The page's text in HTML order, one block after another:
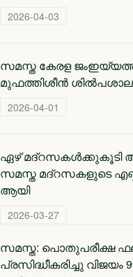
2026-04-03
സമസ്ത കേരള
മുഫത്തിശീന്‍ ശില്‍പശാല
2026-04-01
ഏഴ് മദ്റസകള്‍ക്കുകൂടി
സമസ്ത മദ്റസകളുടെ
ആയി
2026-03-27
സമസ്ത: പൊതുപരീക്ഷ
പ്രസിദ്ധീകരിച്ചു വിജയം